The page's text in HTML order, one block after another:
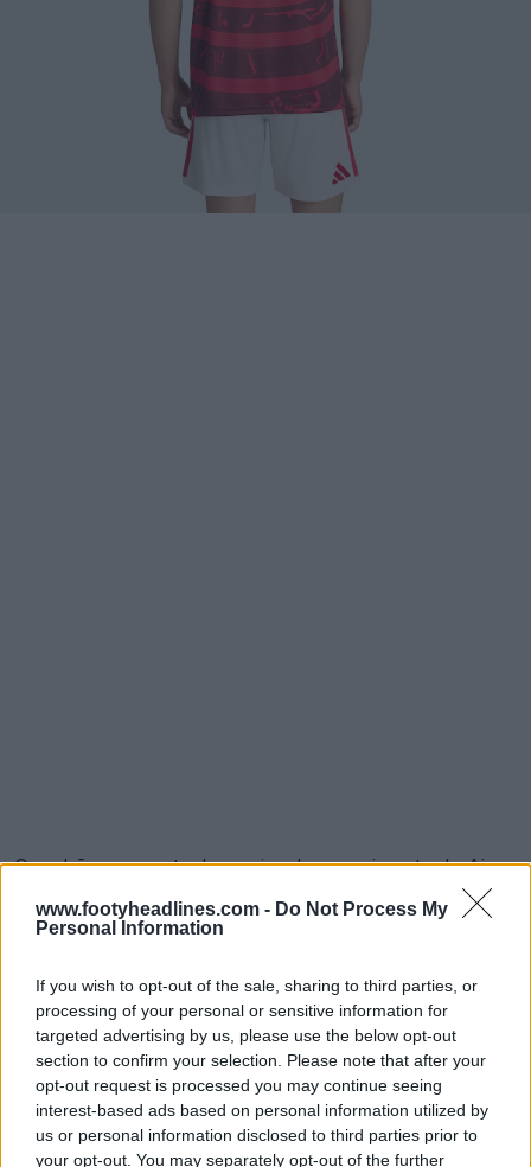
www.footyheadlines.com - Do Not Process My
Personal Information
If you wish to opt-out of the sale, sharing to third parties, or
processing of your personal or sensitive information for
targeted advertising by us, please use the below opt-out
section to confirm your selection. Please note that after your
opt-out request is processed you may continue seeing
interest-based ads based on personal information utilized by
us or personal information disclosed to third parties prior to
your opt-out. You may separately opt-out of the further
O padrão marcante da camisa de aquecimento do Ajax
2026–27 é inspirado no De Meer Stadion, o antigo
estádio do clube. O estádio foi inaugurado em 1934 e